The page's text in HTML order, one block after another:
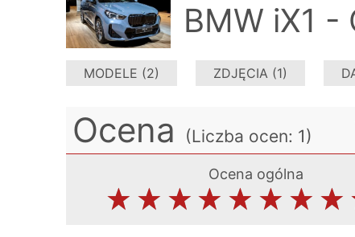
BMW iX1 -
MODELE (2) ZDJĘCIA (1)
Ocena (Liczba ocen: 1)
Ocena ogólna